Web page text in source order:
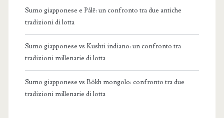
Sumo giapponese e Pálē: un confronto tra due antiche
tradizioni di lotta
Sumo giapponese vs Kushti indiano: un confronto tra
tradizioni millenarie di lotta
Sumo giapponese vs Bökh mongolo: confronto tra due
tradizioni millenarie di lotta